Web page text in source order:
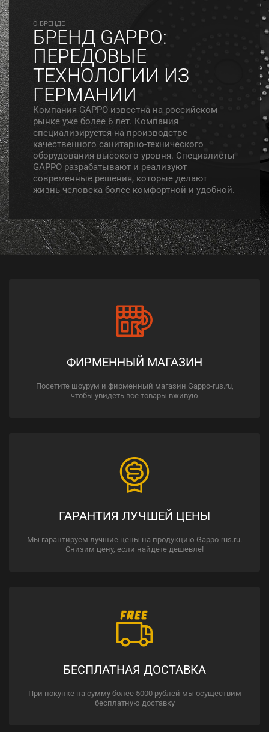
O БРЕНДЕ
БРЕНД GAPPO:
ПЕРЕДОВЫЕ
ТЕХНОЛОГИИ ИЗ
ГЕРМАНИИ
Компания GAPPO известна на российском
рынке уже более 6 лет. Компания
специализируется на производстве
качественного санитарно-технического
оборудования высокого уровня. Специалисты
GAPPO разрабатывают и реализуют
современные решения, которые делают
жизнь человека более комфортной и удобной.
ФИРМЕННЫЙ МАГАЗИН
Посетите шоурум и фирменный магазин Gappo-rus.ru,
чтобы увидеть все товары вживую
ГАРАНТИЯ ЛУЧШЕЙ ЦЕНЫ
Мы гарантируем лучшие цены на продукцию Gappo-rus.ru.
Снизим цену, если найдете дешевле!
БЕСПЛАТНАЯ ДОСТАВКА
При покупке на сумму более 5000 рублей мы осуществим
бесплатную доставку